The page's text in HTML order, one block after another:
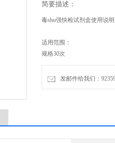
简要描述：
毒shu强快检试剂盒使用说明
适用范围：
规格30次
本方法适用于食物、水及中
du鼠强快检试剂盒检测试材
发邮件给我们：